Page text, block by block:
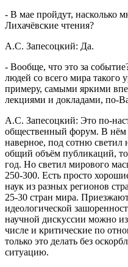
- В мае пройдут, насколько
Лихачёвские чтения?
А.С. Запесоцкий: Да.
- Вообще, что это за
людей со всего мира такого
примеру, самыми яркими
лекциями и докладами, по-
А.С. Запесоцкий: Это по-
общественный форум. В нём
наверное, под сотню
общий объём публикаций, то
год. Но светил мирового
250-300. Есть просто
наук из разных регионов
25-30 стран мира.
идеологической
научной дискуссии можно
числе и критические по
только это делать без
ситуацию.